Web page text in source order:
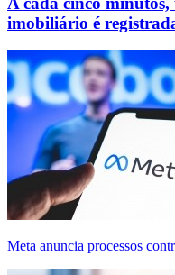
imobiliário é
Meta anuncia processos